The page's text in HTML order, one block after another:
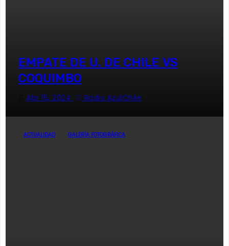
EMPATE DE U. DE CHILE VS
COQUIMBO
Abr 15, 2024 Radio AzulChile
ACTUALIDAD GALERÍA FOTOGRÁFICA